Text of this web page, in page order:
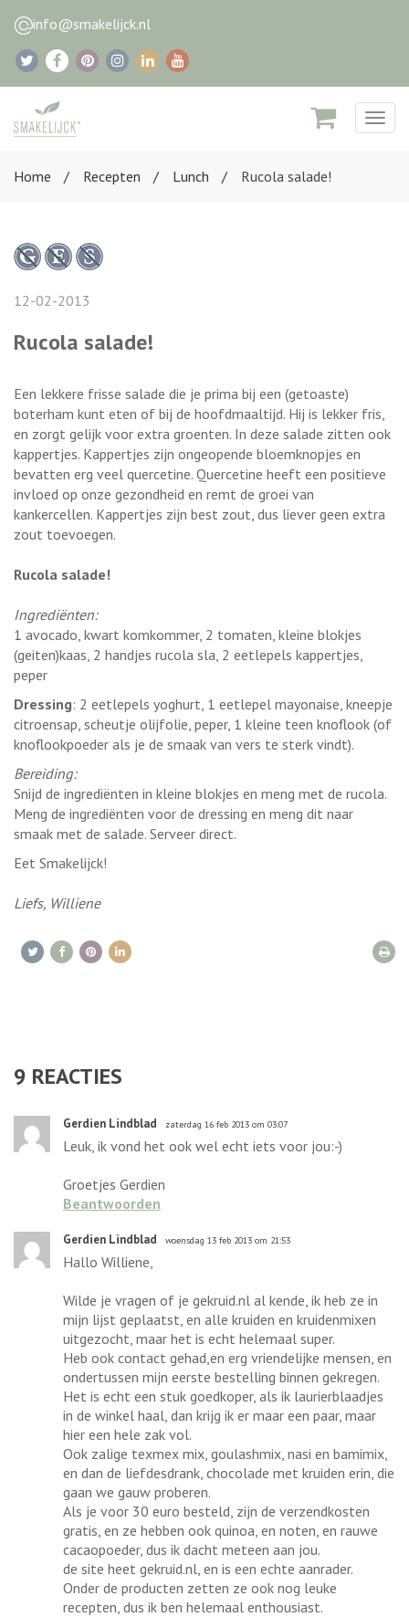
info@smakelijck.nl
Home
Recepten Lunch Rucola salade!
12-02-2013
Rucola salade!
Een lekkere frisse salade die je prima bij een (getoaste)
boterham kunt eten of bij de hoofdmaaltijd. Hij is lekker fris,
en zorgt gelijk voor extra groenten. In deze salade zitten ook
kappertjes. Kappertjes zijn ongeopende bloemknopjes en
bevatten erg veel quercetine. Quercetine heeft een positieve
invloed op onze gezondheid en remt de groei van
kankercellen. Kappertjes zijn best zout, dus liever geen extra
zout toevoegen.
Rucola salade!
Ingrediënten:
1 avocado, kwart komkommer, 2 tomaten, kleine blokjes
(geiten)kaas, 2 handjes rucola sla, 2 eetlepels kappertjes,
peper
Dressing: 2 eetlepels yoghurt, 1 eetlepel mayonaise, kneepje
citroensap, scheutje olijfolie, peper, 1 kleine teen knoflook (of
knoflookpoeder als je de smaak van vers te sterk vindt).
Bereiding:
Snijd de ingrediënten in kleine blokjes en meng met de rucola.
Meng de ingrediënten voor de dressing en meng dit naar
smaak met de salade. Serveer direct.
Eet Smakelijck!
Liefs, Williene
9 REACTIES
Gerdien Lindblad zaterdag 16 feb 2013 om 03:07
Leuk, ik vond het ook wel echt iets voor jou:-)
Groetjes Gerdien
Beantwoorden
Gerdien Lindblad woensdag 13 feb 2013 om 21:53
Hallo Williene,
Wilde je vragen of je gekruid.nl al kende, ik heb ze in
mijn lijst geplaatst, en alle kruiden en kruidenmixen
uitgezocht, maar het is echt helemaal super.
Heb ook contact gehad,en erg vriendelijke mensen, en
ondertussen mijn eerste bestelling binnen gekregen.
Het is echt een stuk goedkoper, als ik laurierblaadjes
in de winkel haal, dan krijg ik er maar een paar, maar
hier een hele zak vol.
Ook zalige texmex mix, goulashmix, nasi en bamimix,
en dan de liefdesdrank, chocolade met kruiden erin, die
gaan we gauw proberen.
Als je voor 30 euro besteld, zijn de verzendkosten
gratis, en ze hebben ook quinoa, en noten, en rauwe
cacaopoeder, dus ik dacht meteen aan jou.
de site heet gekruid.nl, en is een echte aanrader.
Onder de producten zetten ze ook nog leuke
recepten, dus ik ben helemaal enthousiast.